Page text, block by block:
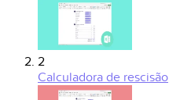
2
Calculadora de rescisão